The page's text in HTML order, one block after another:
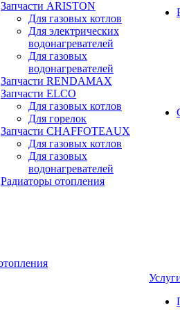
Запчасти ARISTON
Для газовых котлов
Для электрических
водонагревателей
Для газовых
водонагревателей
Запчасти RENDAMAX
Запчасти ELCO
Для газовых котлов
Для горелок
Запчасти CHAFFOTEAUX
Для газовых котлов
Для газовых
водонагревателей
Радиаторы отопления